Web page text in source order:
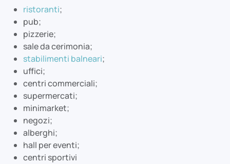
ristoranti;
pub;
pizzerie;
sale da cerimonia;
stabilimenti balneari;
uffici;
centri commerciali;
supermercati;
minimarket;
negozi;
alberghi;
hall per eventi;
centri sportivi